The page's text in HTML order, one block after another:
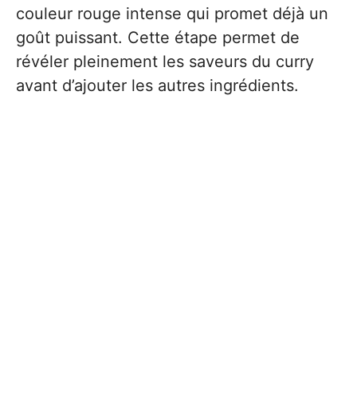
couleur rouge intense qui promet déjà un
goût puissant. Cette étape permet de
révéler pleinement les saveurs du curry
avant d’ajouter les autres ingrédients.